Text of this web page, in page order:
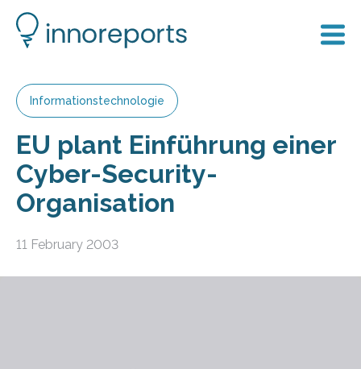
Informationstechnologie
EU plant Einführung einer
Cyber-Security-
Organisation
11 February 2003